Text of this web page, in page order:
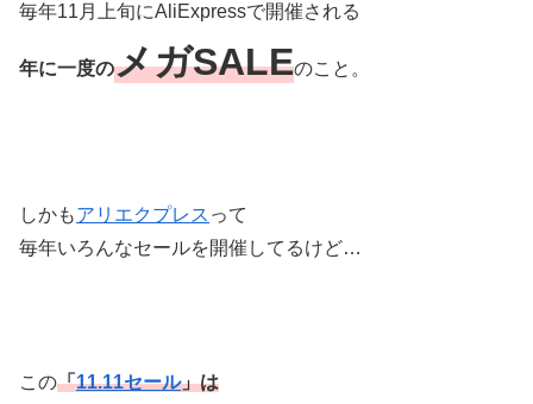
毎年11月上旬にAliExpressで開催される
年に一度のメガSALEのこと。
しかもアリエクプレス って
毎年いろんなセールを開催してるけど…
この「11.11セール」は